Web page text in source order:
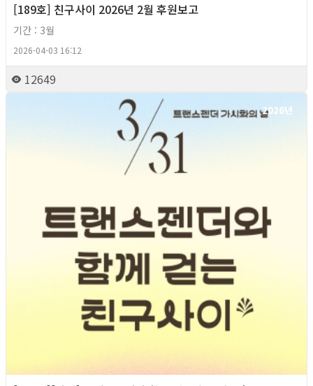
[189호] 친구사이 2026년 2월 후원보고
기간 : 3월
2026-04-03 16:12
12649
2026년